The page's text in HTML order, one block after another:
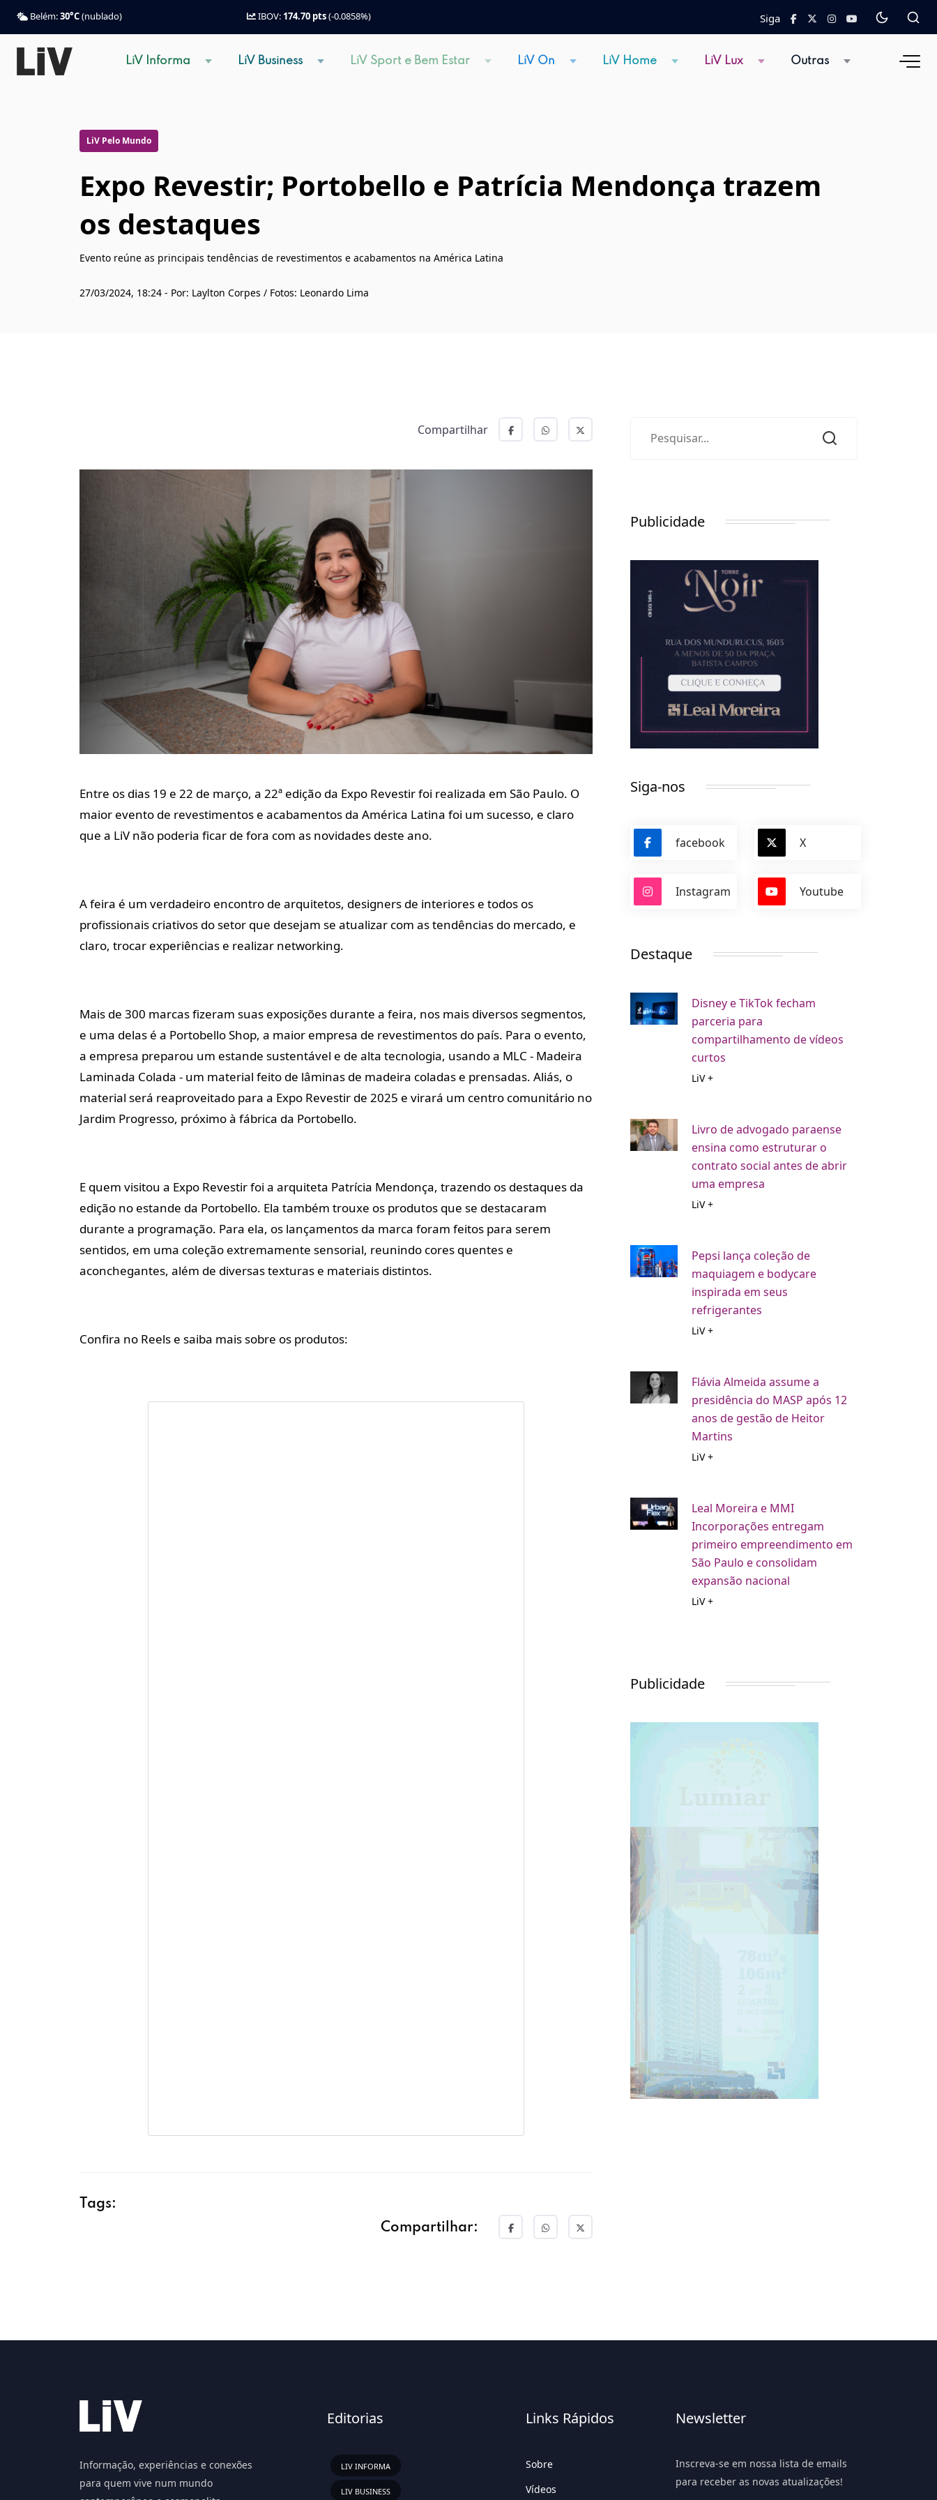
Belém:30°C(nublado) IBOV: 174.70 pts(-0.0858%) Siga
LiV Informa LiV Business LiV Sport e Bem Estar LiV On LiV Home LiV Lux Outras
LiV Pelo Mundo
Expo Revestir; Portobello e Patrícia Mendonça trazem
os destaques
Evento reúne as principais tendências de revestimentos e acabamentos na América Latina
27/03/2024, 18:24 - Por: Laylton Corpes / Fotos: Leonardo Lima
Compartilhar
Entre os dias 19 e 22 de março, a 22ª edição da Expo Revestir foi realizada em São Paulo. O
maior evento de revestimentos e acabamentos da América Latina foi um sucesso, e claro
que a LiV não poderia ficar de fora com as novidades deste ano.
A feira é um verdadeiro encontro de arquitetos, designers de interiores e todos os
profissionais criativos do setor que desejam se atualizar com as tendências do mercado, e
claro, trocar experiências e realizar networking.
Mais de 300 marcas fizeram suas exposições durante a feira, nos mais diversos segmentos,
e uma delas é a Portobello Shop, a maior empresa de revestimentos do país. Para o evento,
a empresa preparou um estande sustentável e de alta tecnologia, usando a MLC - Madeira
Laminada Colada - um material feito de lâminas de madeira coladas e prensadas. Aliás, o
material será reaproveitado para a Expo Revestir de 2025 e virará um centro comunitário no
Jardim Progresso, próximo à fábrica da Portobello.
E quem visitou a Expo Revestir foi a arquiteta Patrícia Mendonça, trazendo os destaques da
edição no estande da Portobello. Ela também trouxe os produtos que se destacaram
durante a programação. Para ela, os lançamentos da marca foram feitos para serem
sentidos, em uma coleção extremamente sensorial, reunindo cores quentes e
aconchegantes, além de diversas texturas e materiais distintos.
Confira no Reels e saiba mais sobre os produtos:
Tags:
Compartilhar:
Publicidade
Siga-nos
facebook X
Instagram Youtube
Destaque
Disney e TikTok fecham
parceria para
compartilhamento de vídeos
curtos
LiV +
Livro de advogado paraense
ensina como estruturar o
contrato social antes de abrir
uma empresa
LiV +
Pepsi lança coleção de
maquiagem e bodycare
inspirada em seus
refrigerantes
LiV +
Flávia Almeida assume a
presidência do MASP após 12
anos de gestão de Heitor
Martins
LiV +
Leal Moreira e MMI
Incorporações entregam
primeiro empreendimento em
São Paulo e consolidam
expansão nacional
LiV +
Publicidade
Informação, experiências e conexões
para quem vive num mundo
Editorias
LIV INFORMA
LIV BUSINESS
Links Rápidos
Sobre
Vídeos
Newsletter
Inscreva-se em nossa lista de emails
para receber as novas atualizações!